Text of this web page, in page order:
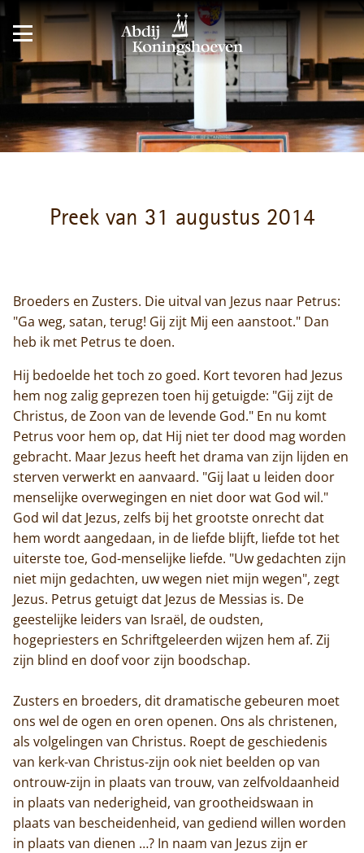
Preek van 31 augustus 2014
Broeders en Zusters. Die uitval van Jezus naar Petrus:
"Ga weg, satan, terug! Gij zijt Mij een aanstoot." Dan
heb ik met Petrus te doen.
Hij bedoelde het toch zo goed. Kort tevoren had Jezus
hem nog zalig geprezen toen hij getuigde: "Gij zijt de
Christus, de Zoon van de levende God." En nu komt
Petrus voor hem op, dat Hij niet ter dood mag worden
gebracht. Maar Jezus heeft het drama van zijn lijden en
sterven verwerkt en aanvaard. "Gij laat u leiden door
menselijke overwegingen en niet door wat God wil."
God wil dat Jezus, zelfs bij het grootste onrecht dat
hem wordt aangedaan, in de liefde blijft, liefde tot het
uiterste toe, God-menselijke liefde. "Uw gedachten zijn
niet mijn gedachten, uw wegen niet mijn wegen", zegt
Jezus. Petrus getuigt dat Jezus de Messias is. De
geestelijke leiders van Israël, de oudsten,
hogepriesters en Schriftgeleerden wijzen hem af. Zij
zijn blind en doof voor zijn boodschap.
Zusters en broeders, dit dramatische gebeuren moet
ons wel de ogen en oren openen. Ons als christenen,
als volgelingen van Christus. Roept de geschiedenis
van kerk-van Christus-zijn ook niet beelden op van
ontrouw-zijn in plaats van trouw, van zelfvoldaanheid
in plaats van nederigheid, van grootheidswaan in
plaats van bescheidenheid, van gediend willen worden
in plaats van dienen …? In naam van Jezus zijn er